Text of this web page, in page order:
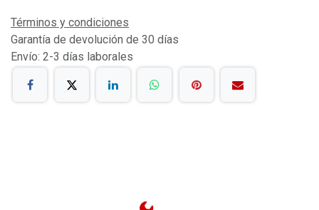
Términos y condiciones
Garantía de devolución de 30 días
Envío: 2-3 días laborales